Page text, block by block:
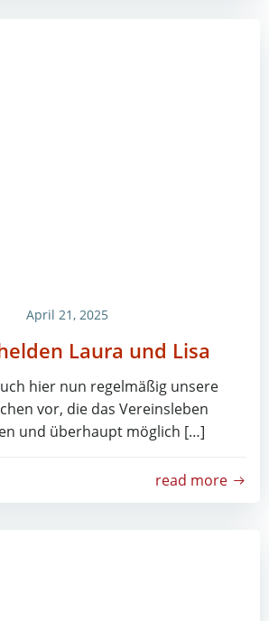
April 21, 2025
Laura und Lisa
hier nun regelmäßig unsere
vor, die das Vereinsleben
und überhaupt möglich […]
read more